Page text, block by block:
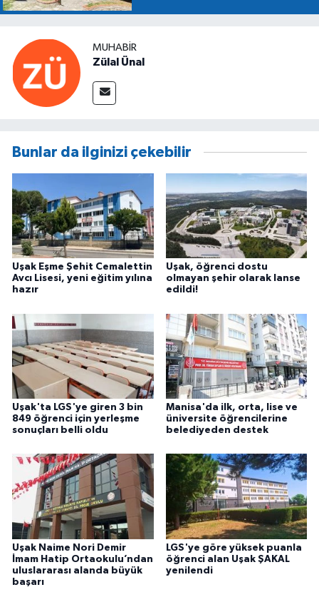
MUHABIR
Zülal Ünal
Bunlar da ilginizi çekebilir
Uşak Eşme Şehit Cemalettin
Avcı Lisesi, yeni eğitim yılına
hazır
Uşak, öğrenci dostu
olmayan şehir olarak lanse
edildi!
Uşak'ta LGS'ye giren 3 bin
849 öğrenci için yerleşme
sonuçları belli oldu
Manisa'da ilk, orta, lise ve
üniversite öğrencilerine
belediyeden destek
Uşak Naime Nori Demir
İmam Hatip Ortaokulu’ndan
uluslararası alanda büyük
başarı
LGS'ye göre yüksek puanla
öğrenci alan Uşak ŞAKAL
yenilendi